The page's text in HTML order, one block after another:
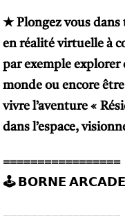
★ Plongez vous dans
en réalité virtuelle à
par exemple
monde ou encore
vivre l’aventure «
dans l’espace,
=================
🕹 𝗕𝗢𝗥𝗡𝗘 𝗔𝗥𝗖𝗔𝗗𝗘